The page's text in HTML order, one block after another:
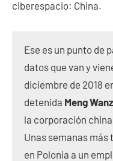
ciberespacio: China.
Ese es un punto de
datos que van y
diciembre de 2018
detenida Meng
la corporación china
Unas semanas más
en Polonia a un